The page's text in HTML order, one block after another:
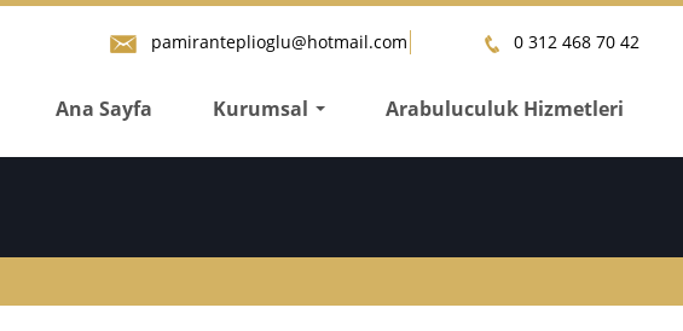
0 312 468 70 42
pamiranteplioglu@hotmail.com
Ana Sayfa Kurumsal Arabuluculuk Hizmetleri